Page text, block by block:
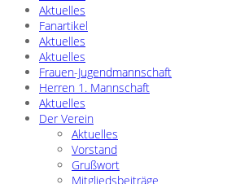
Aktuelles
Fanartikel
Aktuelles
Aktuelles
Frauen-Jugendmannschaft
Herren 1. Mannschaft
Aktuelles
Der Verein
Aktuelles
Vorstand
Grußwort
Mitgliedsbeiträge